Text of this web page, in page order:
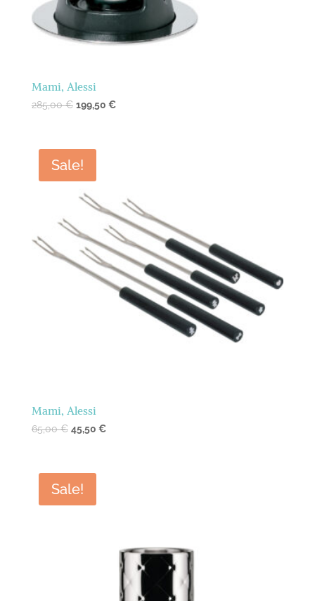
Mami, Alessi
285,00€ 199,50 €
Sale!
Mami, Alessi
65,00€ 45,50 €
Sale!